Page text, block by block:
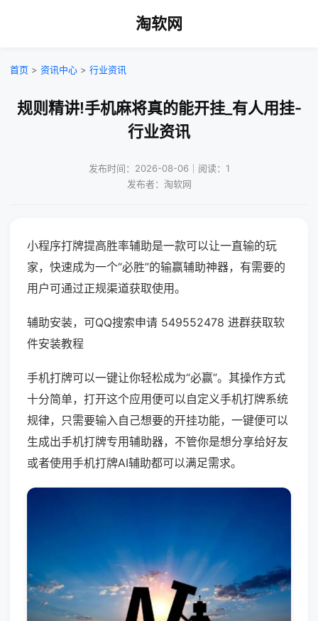
淘软网
首页 > 资讯中心 > 行业资讯
规则精讲!手机麻将真的能开挂_有人用挂-
行业资讯
发布时间：2026-08-06｜阅读：1
发布者：淘软网
小程序打牌提高胜率辅助是一款可以让一直输的玩
家，快速成为一个“必胜”的输赢辅助神器，有需要的
用户可通过正规渠道获取使用。
辅助安装，可QQ搜索申请 549552478 进群获取软
件安装教程
手机打牌可以一键让你轻松成为“必赢”。其操作方式
十分简单，打开这个应用便可以自定义手机打牌系统
规律，只需要输入自己想要的开挂功能，一键便可以
生成出手机打牌专用辅助器，不管你是想分享给好友
或者使用手机打牌AI辅助都可以满足需求。